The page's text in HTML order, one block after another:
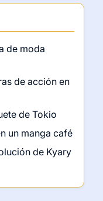
de moda
de acción en
de Tokio
un manga café
de Kyary